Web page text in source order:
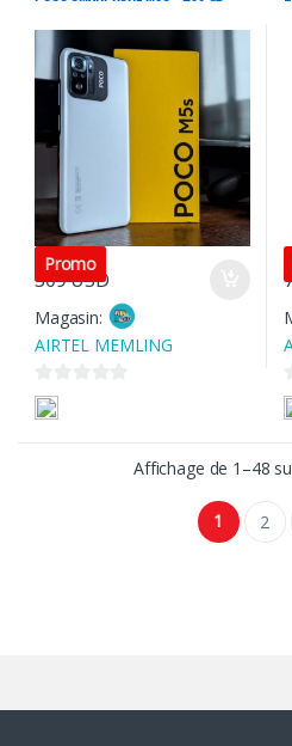
Promo
309USD
Magasin:
AIRTEL MEMLING
0
s
u
0
s
u
r
Affichage de 1–48
1 2